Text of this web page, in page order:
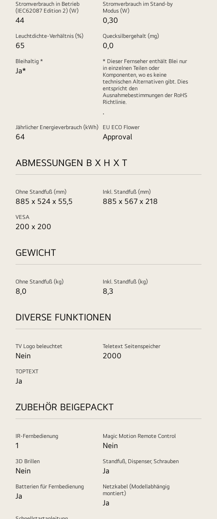
Stromverbrauch in Betrieb
(IEC62087 Edition 2) (W)
44
Stromverbrauch im Stand-by
Modus (W)
0,30
Leuchtdichte-Verhältnis (%)
65
Quecksilbergehalt (mg)
0,0
Bleihaltig *
Ja*
* Dieser Fernseher enthält Blei nur
in einzelnen Teilen oder
Komponenten, wo es keine
technischen Alternativen gibt. Dies
entspricht den
Ausnahmebestimmungen der RoHS
Richtlinie.
.
Jährlicher Energieverbrauch (kWh)
64
EU ECO Flower
Approval
ABMESSUNGEN B X H X T
Ohne Standfuß (mm)
885 x 524 x 55,5
Inkl. Standfuß (mm)
885 x 567 x 218
VESA
200 x 200
GEWICHT
Ohne Standfuß (kg)
8,0
Inkl. Standfuß (kg)
8,3
DIVERSE FUNKTIONEN
TV Logo beleuchtet
Nein
Teletext Seitenspeicher
2000
TOPTEXT
Ja
ZUBEHÖR BEIGEPACKT
IR-Fernbedienung
1
Magic Motion Remote Control
Nein
3D Brillen
Nein
Standfuß, Dispenser, Schrauben
Ja
Batterien für Fernbedienung
Ja
Netzkabel (Modellabhängig
montiert)
Ja